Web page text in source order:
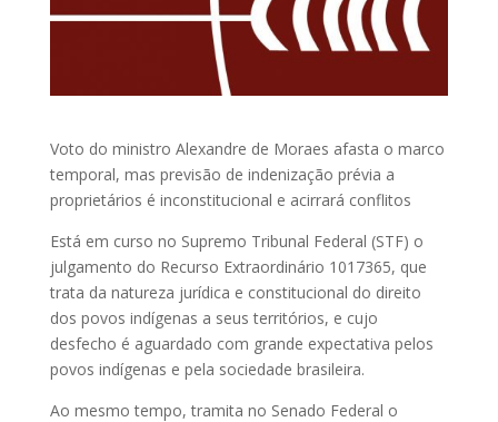
Voto do ministro Alexandre de Moraes afasta o marco
temporal, mas previsão de indenização prévia a
proprietários é inconstitucional e acirrará conflitos
Está em curso no Supremo Tribunal Federal (STF) o
julgamento do Recurso Extraordinário 1017365, que
trata da natureza jurídica e constitucional do direito
dos povos indígenas a seus territórios, e cujo
desfecho é aguardado com grande expectativa pelos
povos indígenas e pela sociedade brasileira.
Ao mesmo tempo, tramita no Senado Federal o